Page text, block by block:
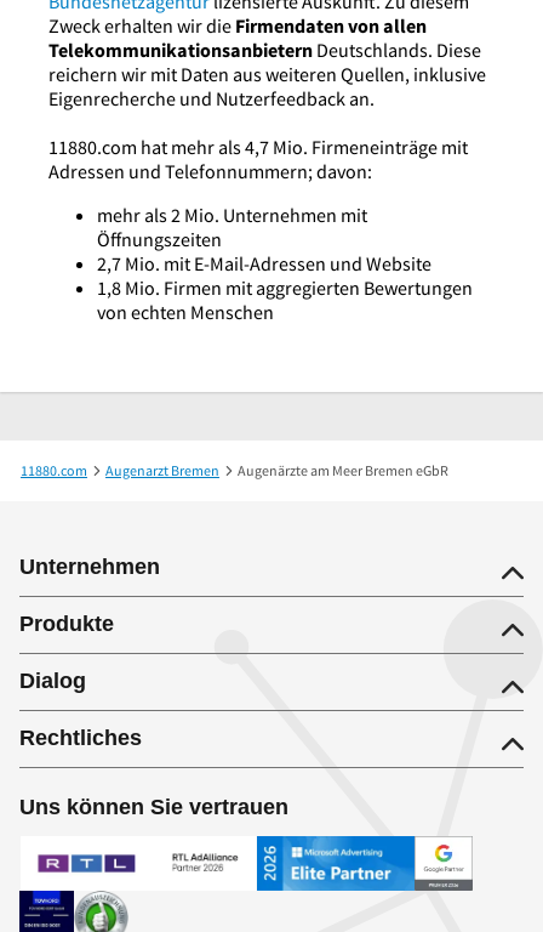
Zweck erhalten wir die Firmendaten von allen
Telekommunikationsanbietern Deutschlands. Diese
reichern wir mit Daten aus weiteren Quellen, inklusive
Eigenrecherche und Nutzerfeedback an.
11880.com hat mehr als 4,7 Mio. Firmeneinträge mit
Adressen und Telefonnummern; davon:
mehr als 2 Mio. Unternehmen mit
Öffnungszeiten
2,7 Mio. mit E-Mail-Adressen und Website
1,8 Mio. Firmen mit aggregierten Bewertungen
von echten Menschen
11880.com Augenarzt Bremen Augenärzte am Meer Bremen eGbR
Unternehmen
Produkte
Dialog
Rechtliches
Uns können Sie vertrauen